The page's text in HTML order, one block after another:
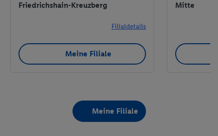
Friedrichshain-Kreuzberg
Filialdetails
Meine Filiale
Mitte
Meine Filiale